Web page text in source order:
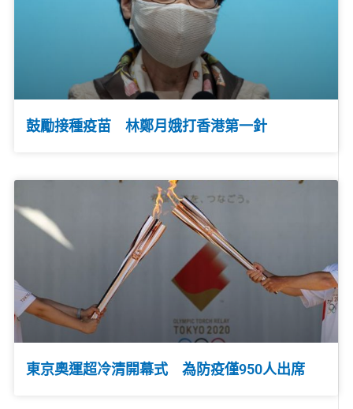
鼓勵接種疫苗 林鄭月娥打香港第一針
東京奧運超冷清開幕式 為防疫僅950人出席